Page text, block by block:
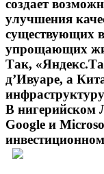
создает
улучшения
существующих
упрощающих
Так,
д’Ивуаре, а
В нигерийском
Google и